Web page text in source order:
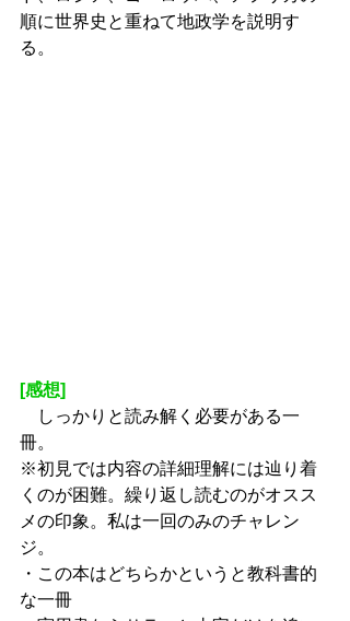
順に世界史と重ねて地政学を説明す
る。
[感想]
しっかりと読み解く必要がある一
冊。
※初見では内容の詳細理解には辿り着
くのが困難。繰り返し読むのがオスス
メの印象。私は一回のみのチャレン
ジ。
・この本はどちらかというと教科書的
な一冊